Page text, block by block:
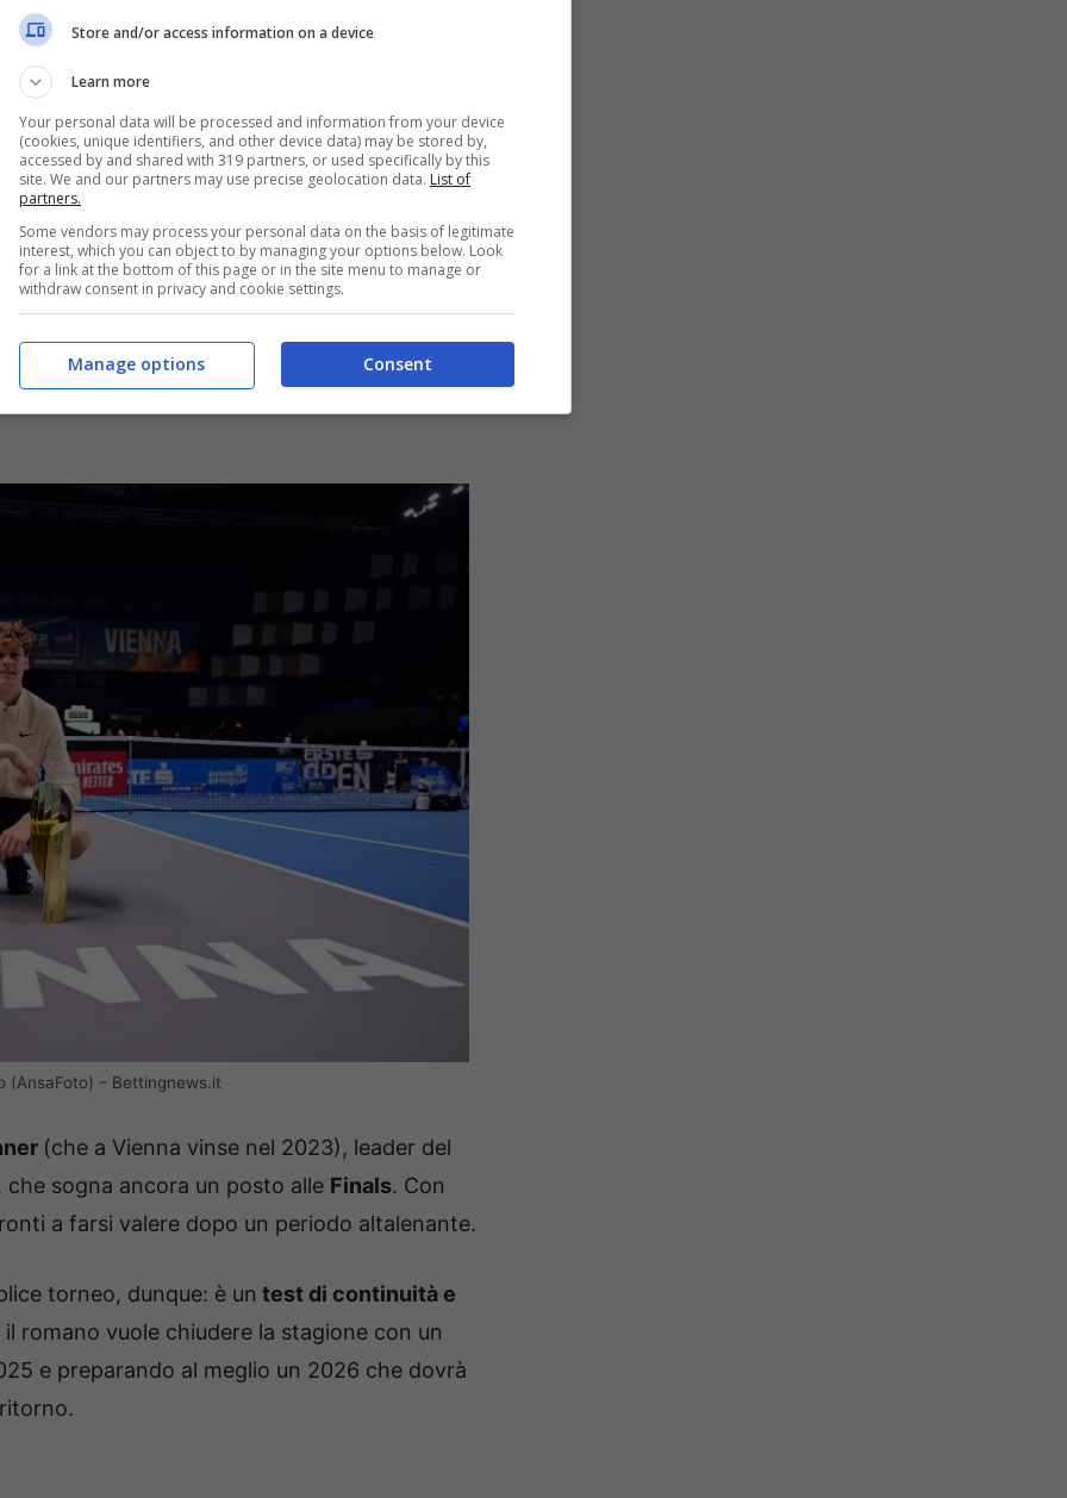
in campo in Asia, ma lo swing orientale non
invece, dopo l’esordio vincente contro
che ha lasciato più di un interrogativo
la wild card del
per rimettersi in carreggiata. Il
di misurarsi con un campo di
quello di cui ha bisogno in questo
(AnsaFoto) – Bettingnews.it
(che a Vienna vinse nel 2023), leader del
, che sogna ancora un posto alle Finals. Con
a farsi valere dopo un periodo altalenante.
torneo, dunque: è un test di continuità e
romano vuole chiudere la stagione con un
e preparando al meglio un 2026 che dovrà
Store and/or access information on a device
Learn more
Your personal data will be processed and information from your device
(cookies, unique identifiers, and other device data) may be stored by,
accessed by and shared with 319 partners, or used specifically by this
site. We and our partners may use precise geolocation data. List of
partners.
Some vendors may process your personal data on the basis of legitimate
interest, which you can object to by managing your options below. Look
for a link at the bottom of this page or in the site menu to manage or
withdraw consent in privacy and cookie settings.
Consent
Manage options